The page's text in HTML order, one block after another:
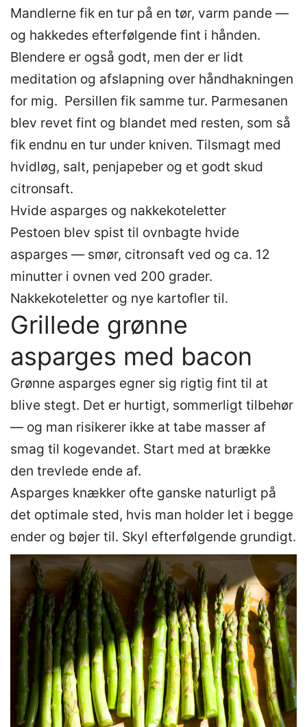
Mandlerne fik en tur på en tør, varm pande —
og hakkedes efterfølgende fint i hånden.
Blendere er også godt, men der er lidt
meditation og afslapning over håndhakningen
for mig. Persillen fik samme tur. Parmesanen
blev revet fint og blandet med resten, som så
fik endnu en tur under kniven. Tilsmagt med
hvidløg, salt, penjapeber og et godt skud
citronsaft.
Hvide asparges og nakkekoteletter
Pestoen blev spist til ovnbagte hvide
asparges — smør, citronsaft ved og ca. 12
minutter i ovnen ved 200 grader.
Nakkekoteletter og nye kartofler til.
Grillede grønne
asparges med bacon
Grønne asparges egner sig rigtig fint til at
blive stegt. Det er hurtigt, sommerligt tilbehør
— og man risikerer ikke at tabe masser af
smag til kogevandet. Start med at brække
den trevlede ende af.
Asparges knækker ofte ganske naturligt på
det optimale sted, hvis man holder let i begge
ender og bøjer til. Skyl efterfølgende grundigt.